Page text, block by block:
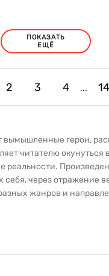
ПОКАЗАТЬ
ЕЩЁ
2 3 4 ... 14
герои,
читателю
реальности.
через отражение
жанров и
по всему миру, так и